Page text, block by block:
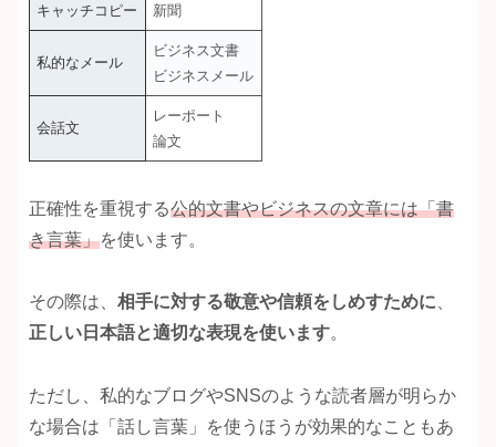
キャッチコピー 新聞
私的なメール
ビジネス文書
ビジネスメール
会話文
レーポート
論文
正確性を重視する公的文書やビジネスの文章には「書
き言葉」を使います。
その際は、 相手に対する敬意や信頼をしめすために、
正しい日本語と適切な表現を使います。
ただし、私的なブログやSNSのような読者層が明らか
な場合は「話し言葉」を使うほうが効果的なこともあ